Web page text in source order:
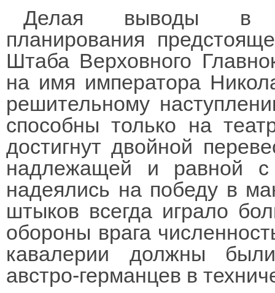
Делая выводы в
планирования
Штаба Верховного
на имя императора
решительному
способны только на
достигнут двойной
надлежащей и равной с
надеялись на победу в
штыков всегда играло
обороны врага
кавалерии должны были
австро-германцев в